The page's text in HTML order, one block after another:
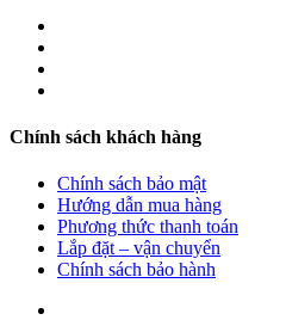
Chính sách khách hàng
Chính sách bảo mật
Hướng dẫn mua hàng
Phương thức thanh toán
Lắp đặt – vận chuyển
Chính sách bảo hành